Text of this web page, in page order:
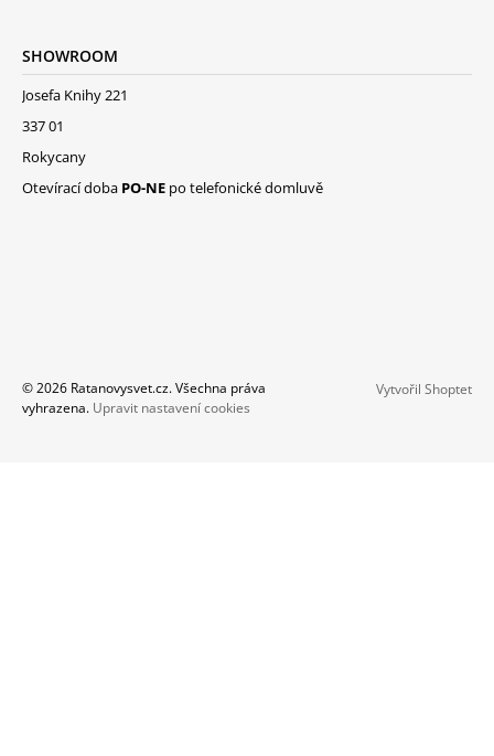
SHOWROOM
Josefa Knihy 221
337 01
Rokycany
Otevírací doba PO-NE po telefonické domluvě
Vytvořil Shoptet
© 2026 Ratanovysvet.cz. Všechna práva
vyhrazena. Upravit nastavení cookies